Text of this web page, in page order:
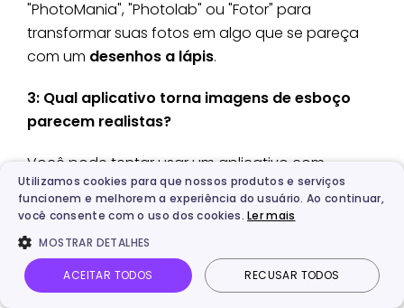
"PhotoMania", "Photolab" ou "Fotor" para
transformar suas fotos em algo que se pareça
com um desenhos a lápis.
3: Qual aplicativo torna imagens de esboço
parecem realistas?
Você pode tentar usar um aplicativo com
recursos avançados de edição, como "Photolab"
ou "Fotor". Esses aplicativos oferecem uma
variedade de efeitos e opções de ajuste para
ajudar a aprimorar os detalhes e a realismo de
suas imagens. Além disso, você pode usar os
Utilizamos cookies para que nossos produtos e serviços
funcionem e melhorem a experiência do usuário. Ao continuar,
você consente com o uso dos cookies.Ler mais
MOSTRAR DETALHES
ACEITAR TODOS RECUSAR TODOS